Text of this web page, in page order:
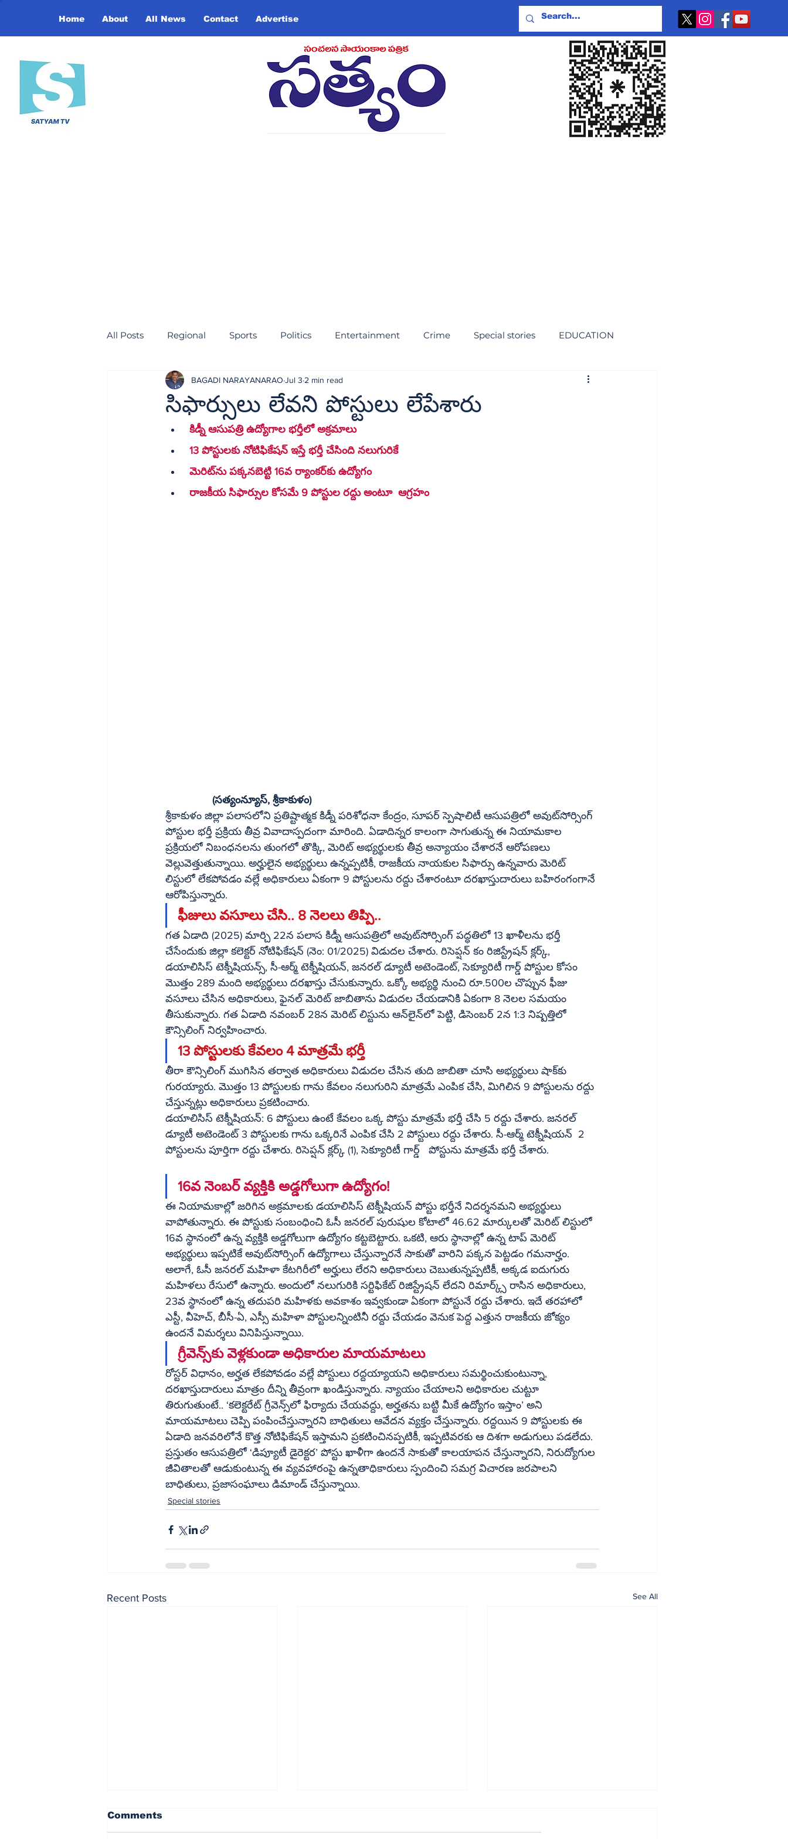
Home About All News Contact Advertise
All Posts Regional Sports Politics Entertainment Crime Special stories EDUCATION
EDITORIAL
సిఫార్సులు లేవని పోస్టులు లేపేశారు
BAGADI NARAYANARAO Jul 3 2 min read
కిడ్నీ ఆసుపత్రి ఉద్యోగాల భర్తీలో అక్రమాలు
13 పోస్టులకు నోటిఫికేషన్ ఇస్తే భర్తీ చేసింది నలుగురికే
మెరిట్‌ను పక్కనబెట్టి 16వ ర్యాంకర్‌కు ఉద్యోగం
రాజకీయ సిఫార్సుల కోసమే 9 పోస్టుల రద్దు అంటూ  ఆగ్రహం
(సత్యంన్యూస్, శ్రీకాకుళం)
శ్రీకాకుళం జిల్లా పలాసలోని ప్రతిష్టాత్మక కిడ్నీ పరిశోధనా కేంద్రం, సూపర్ స్పెషాలిటీ ఆసుపత్రిలో అవుట్‌సోర్సింగ్
పోస్టుల భర్తీ ప్రక్రియ తీవ్ర వివాదాస్పదంగా మారింది. ఏడాదిన్నర కాలంగా సాగుతున్న ఈ నియామకాల
ప్రక్రియలో నిబంధనలను తుంగలో తొక్కి, మెరిట్ అభ్యర్థులకు తీవ్ర అన్యాయం చేశారనే ఆరోపణలు
వెల్లువెత్తుతున్నాయి. అర్హులైన అభ్యర్థులు ఉన్నప్పటికీ, రాజకీయ నాయకుల సిఫార్సు ఉన్నవారు మెరిట్
లిస్టులో లేకపోవడం వల్లే అధికారులు ఏకంగా 9 పోస్టులను రద్దు చేశారంటూ దరఖాస్తుదారులు బహిరంగంగానే
ఆరోపిస్తున్నారు.
ఫీజులు వసూలు చేసి.. 8 నెలలు తిప్పి..
గత ఏడాది (2025) మార్చి 22న పలాస కిడ్నీ ఆసుపత్రిలో అవుట్‌సోర్సింగ్ పద్ధతిలో 13 ఖాళీలను భర్తీ
చేసేందుకు జిల్లా కలెక్టర్ నోటిఫికేషన్ (నెం: 01/2025) విడుదల చేశారు. రిసెప్షన్ కం రిజిస్ట్రేషన్ క్లర్క్,
డయాలిసిస్ టెక్నీషియన్స్, సీ-ఆర్మ్ టెక్నీషియన్, జనరల్ డ్యూటీ అటెండెంట్, సెక్యూరిటీ గార్డ్ పోస్టుల కోసం
మొత్తం 289 మంది అభ్యర్థులు దరఖాస్తు చేసుకున్నారు. ఒక్కో అభ్యర్థి నుంచి రూ.500ల చొప్పున ఫీజు
వసూలు చేసిన అధికారులు, ఫైనల్ మెరిట్ జాబితాను విడుదల చేయడానికి ఏకంగా 8 నెలల సమయం
తీసుకున్నారు. గత ఏడాది నవంబర్ 28న మెరిట్ లిస్టును ఆన్‌లైన్‌లో పెట్టి, డిసెంబర్ 2న 1:3 నిష్పత్తిలో
కౌన్సిలింగ్ నిర్వహించారు.
13 పోస్టులకు కేవలం 4 మాత్రమే భర్తీ
తీరా కౌన్సిలింగ్ ముగిసిన తర్వాత అధికారులు విడుదల చేసిన తుది జాబితా చూసి అభ్యర్థులు షాక్‌కు
గురయ్యారు. మొత్తం 13 పోస్టులకు గాను కేవలం నలుగురిని మాత్రమే ఎంపిక చేసి, మిగిలిన 9 పోస్టులను రద్దు
చేస్తున్నట్లు అధికారులు ప్రకటించారు.
డయాలిసిస్ టెక్నీషియన్: 6 పోస్టులు ఉంటే కేవలం ఒక్క పోస్టు మాత్రమే భర్తీ చేసి 5 రద్దు చేశారు. జనరల్
డ్యూటీ అటెండెంట్ 3 పోస్టులకు గాను ఒక్కరినే ఎంపిక చేసి 2 పోస్టులు రద్దు చేశారు. సీ-ఆర్మ్ టెక్నీషియన్  2
పోస్టులను పూర్తిగా రద్దు చేశారు. రిసెప్షన్ క్లర్క్ (1), సెక్యూరిటీ గార్డ్   పోస్టును మాత్రమే భర్తీ చేశారు.
16వ నెంబర్ వ్యక్తికి అడ్డగోలుగా ఉద్యోగం!
ఈ నియామకాల్లో జరిగిన అక్రమాలకు డయాలిసిస్ టెక్నీషియన్ పోస్టు భర్తీనే నిదర్శనమని అభ్యర్థులు
వాపోతున్నారు. ఈ పోస్టుకు సంబంధించి ఓసీ జనరల్ పురుషుల కోటాలో 46.62 మార్కులతో మెరిట్ లిస్టులో
16వ స్థానంలో ఉన్న వ్యక్తికి అడ్డగోలుగా ఉద్యోగం కట్టబెట్టారు. ఒకటి, ఆరు స్థానాల్లో ఉన్న టాప్ మెరిట్
అభ్యర్థులు ఇప్పటికే అవుట్‌సోర్సింగ్ ఉద్యోగాలు చేస్తున్నారనే సాకుతో వారిని పక్కన పెట్టడం గమనార్హం.
అలాగే, ఓసీ జనరల్ మహిళా కేటగిరీలో అర్హులు లేరని అధికారులు చెబుతున్నప్పటికీ, అక్కడ ఐదుగురు
మహిళలు రేసులో ఉన్నారు. అందులో నలుగురికి సర్టిఫికేట్ రిజిస్ట్రేషన్ లేదని రిమార్క్స్ రాసిన అధికారులు,
23వ స్థానంలో ఉన్న తదుపరి మహిళకు అవకాశం ఇవ్వకుండా ఏకంగా పోస్టునే రద్దు చేశారు. ఇదే తరహాలో
ఎస్టీ, వీహెచ్, బీసీ-ఏ, ఎస్సీ మహిళా పోస్టులన్నింటినీ రద్దు చేయడం వెనుక పెద్ద ఎత్తున రాజకీయ జోక్యం
ఉందనే విమర్శలు వినిపిస్తున్నాయి.
గ్రీవెన్స్‌కు వెళ్లకుండా అధికారుల మాయమాటలు
రోస్టర్ విధానం, అర్హత లేకపోవడం వల్లే పోస్టులు రద్దయ్యాయని అధికారులు సమర్థించుకుంటున్నా,
దరఖాస్తుదారులు మాత్రం దీన్ని తీవ్రంగా ఖండిస్తున్నారు. న్యాయం చేయాలని అధికారుల చుట్టూ
తిరుగుతుంటే.. ‘కలెక్టరేట్ గ్రీవెన్స్‌లో ఫిర్యాదు చేయవద్దు, అర్హతను బట్టి మీకే ఉద్యోగం ఇస్తాం’ అని
మాయమాటలు చెప్పి పంపించేస్తున్నారని బాధితులు ఆవేదన వ్యక్తం చేస్తున్నారు. రద్దయిన 9 పోస్టులకు ఈ
ఏడాది జనవరిలోనే కొత్త నోటిఫికేషన్ ఇస్తామని ప్రకటించినప్పటికీ, ఇప్పటివరకు ఆ దిశగా అడుగులు పడలేదు.
ప్రస్తుతం ఆసుపత్రిలో ‘డిప్యూటీ డైరెక్టర’ పోస్టు ఖాళీగా ఉందనే సాకుతో కాలయాపన చేస్తున్నారని, నిరుద్యోగుల
జీవితాలతో ఆడుకుంటున్న ఈ వ్యవహారంపై ఉన్నతాధికారులు స్పందించి సమగ్ర విచారణ జరపాలని
బాధితులు, ప్రజాసంఘాలు డిమాండ్ చేస్తున్నాయి.
Special stories
Recent Posts See All
Comments